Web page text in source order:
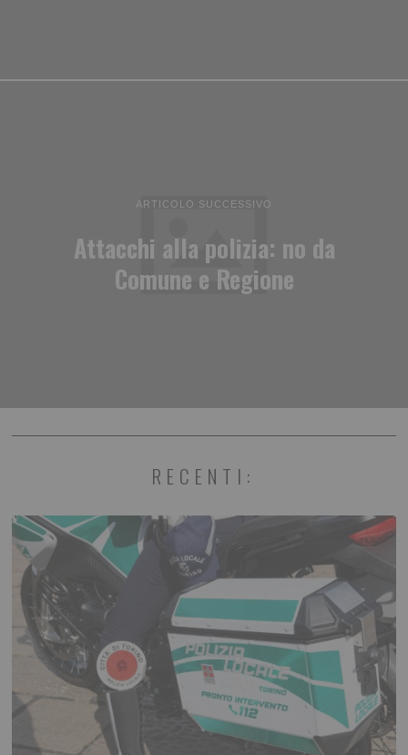
ARTICOLO SUCCESSIVO
Attacchi alla polizia: no da
Comune e Regione
RECENTI: